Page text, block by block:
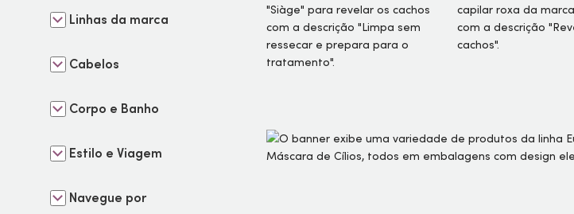
Linhas da marca
Cabelos
Corpo e Banho
Estilo e Viagem
Navegue por